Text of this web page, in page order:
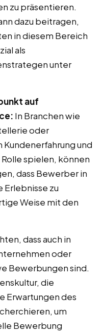
zu präsentieren.
dazu beitragen,
in diesem Bereich
als
unter
auf
In Branchen wie
oder
und
spielen, können
dass Bewerber in
Erlebnisse zu
Weise mit den
dass auch in
oder
Bewerbungen sind.
die
Erwartungen des
um
Bewerbung